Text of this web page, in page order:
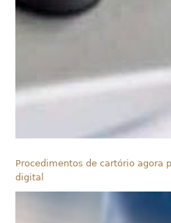
Procedimentos de cartório agora
digital